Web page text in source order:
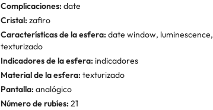
Complicaciones: date
Cristal: zafiro
Características de la esfera: date window, luminescence,
texturizado
Indicadores de la esfera: indicadores
Material de la esfera: texturizado
Pantalla: analógico
Número de rubíes: 21